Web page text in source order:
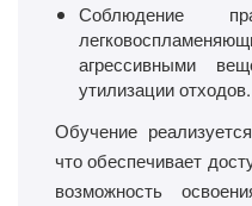
Соблюдение
агрессивными
утилизации отходов.
Обучение
что обеспечивает
возможность